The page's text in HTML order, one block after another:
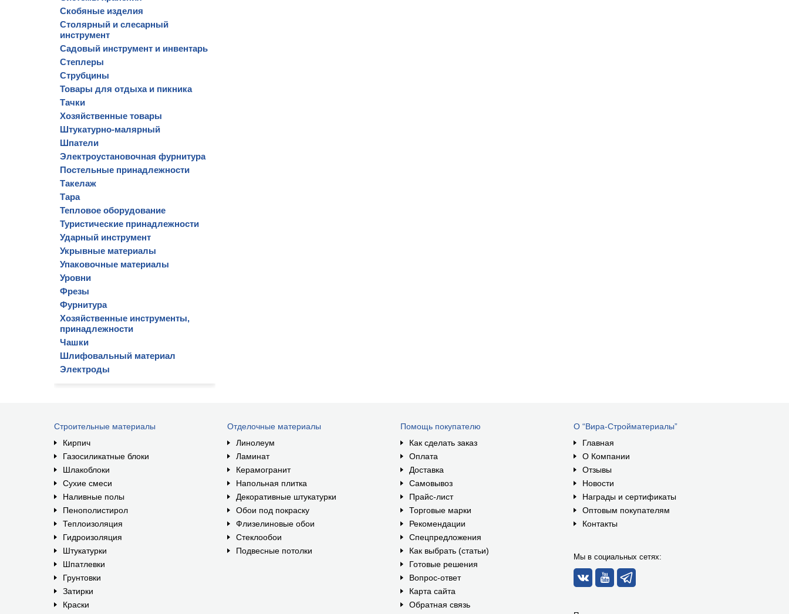
Скобяные изделия
Столярный и слесарный
инструмент
Садовый инструмент и инвентарь
Степлеры
Струбцины
Товары для отдыха и пикника
Тачки
Хозяйственные товары
Штукатурно-малярный
Шпатели
Электроустановочная фурнитура
Постельные принадлежности
Такелаж
Тара
Тепловое оборудование
Туристические принадлежности
Ударный инструмент
Укрывные материалы
Упаковочные материалы
Уровни
Фрезы
Фурнитура
Хозяйственные инструменты,
принадлежности
Чашки
Шлифовальный материал
Электроды
Строительные материалы
Кирпич
Газосиликатные блоки
Шлакоблоки
Сухие смеси
Наливные полы
Пенополистирол
Теплоизоляция
Гидроизоляция
Штукатурки
Шпатлевки
Грунтовки
Затирки
Краски
Отделочные материалы
Линолеум
Ламинат
Керамогранит
Напольная плитка
Декоративные штукатурки
Обои под покраску
Флизелиновые обои
Стеклообои
Подвесные потолки
Помощь покупателю
Как сделать заказ
Оплата
Доставка
Самовывоз
Прайс-лист
Торговые марки
Рекомендации
Спецпредложения
Как выбрать (статьи)
Готовые решения
Вопрос-ответ
Карта сайта
Обратная связь
О “Вира-Стройматериалы”
Главная
О Компании
Отзывы
Новости
Награды и сертификаты
Оптовым покупателям
Контакты
Мы в социальных сетях: